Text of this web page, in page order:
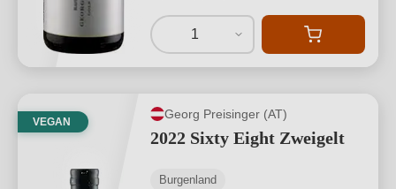
1
VEGAN
Georg Preisinger (AT)
2022 Sixty Eight Zweigelt
Burgenland